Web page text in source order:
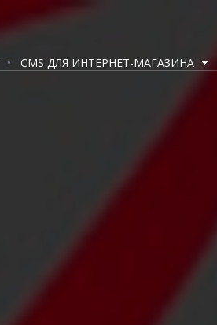
CMS ДЛЯ ИНТЕРНЕТ-МАГАЗИНА